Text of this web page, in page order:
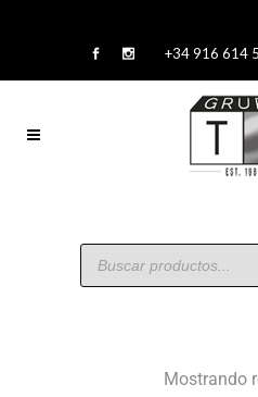
+34 916 614
Mostrando